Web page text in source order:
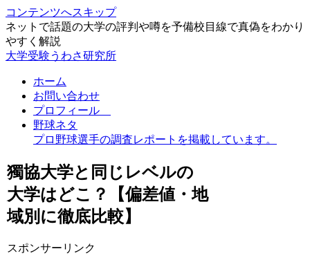
コンテンツへスキップ
ネットで話題の大学の評判や噂を予備校目線で真偽をわかり
やすく解説
大学受験うわさ研究所
ホーム
お問い合わせ
プロフィール
野球ネタ
プロ野球選手の調査レポートを掲載しています。
獨協大学と同じレベルの
大学はどこ？【偏差値・地
域別に徹底比較】
スポンサーリンク